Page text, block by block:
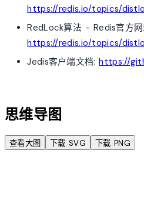
https://redis.io/topics/
RedLock算法 - Redis官方网
https://redis.io/topics/
Jedis客户端文档:https://
思维导图
查看大图 下载 SVG 下载 PNG